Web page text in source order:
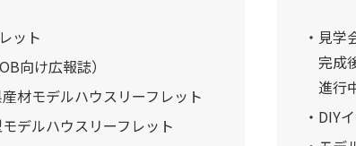
ット
向け広報誌）
材モデルハウスリーフレット
デルハウスリーフレット
見学
完成
進行
DIY